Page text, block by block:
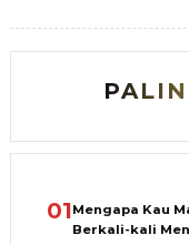
01Mengapa Kau
Berkali-kali